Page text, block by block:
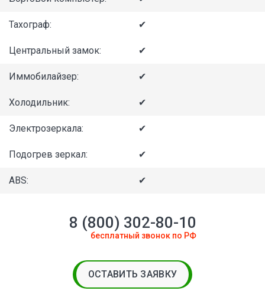
Тахограф: ✔
Центральный замок: ✔
Иммобилайзер: ✔
Холодильник: ✔
Электрозеркала: ✔
Подогрев зеркал: ✔
ABS: ✔
8 (800) 302-80-10
бесплатный звонок по РФ
ОСТАВИТЬ ЗАЯВКУ